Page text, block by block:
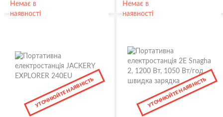
Немає в
наявності
Немає в
наявності
УТОЧНЮЙТЕ НАЯВНІСТЬ УТОЧНЮЙТЕ НАЯВНІСТЬ